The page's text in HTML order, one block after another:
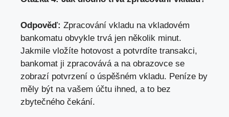
Odpověď: Zpracování vkladu na vkladovém
bankomatu obvykle trvá jen několik minut.
Jakmile vložíte hotovost a potvrdíte transakci,
bankomat ji zpracovává a na obrazovce se
zobrazí potvrzení o úspěšném vkladu. Peníze by
měly být na vašem účtu ihned, a to bez
zbytečného čekání.